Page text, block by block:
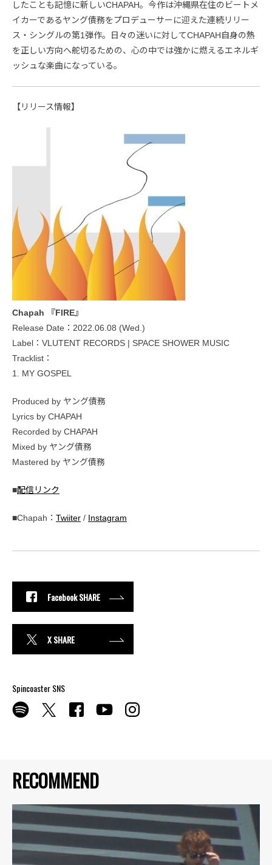
RECOMMEND
したことも記憶に新しいCHAPAH。今作は沖縄県在住のビートメ
イカーであるヤング債務をプロデューサーに迎えた連続リリー
ス・シングルの第1弾作。日々の迷いに対してCHAPAH自身の熱
を正しい方向へ舵切るための、心の中では強かに燃えるエネルギ
ッシュな楽曲になっている。
【リリース情報】
Chapah 『FIRE』
Release Date：2022.06.08 (Wed.)
Label：VLUTENT RECORDS | SPACE SHOWER MUSIC
Tracklist：
1. MY GOSPEL
Produced by ヤング債務
Lyrics by CHAPAH
Recorded by CHAPAH
Mixed by ヤング債務
Mastered by ヤング債務
■配信リンク
■Chapah： Twiiter / Instagram
Facebook SHARE
X SHARE
Spincoaster SNS